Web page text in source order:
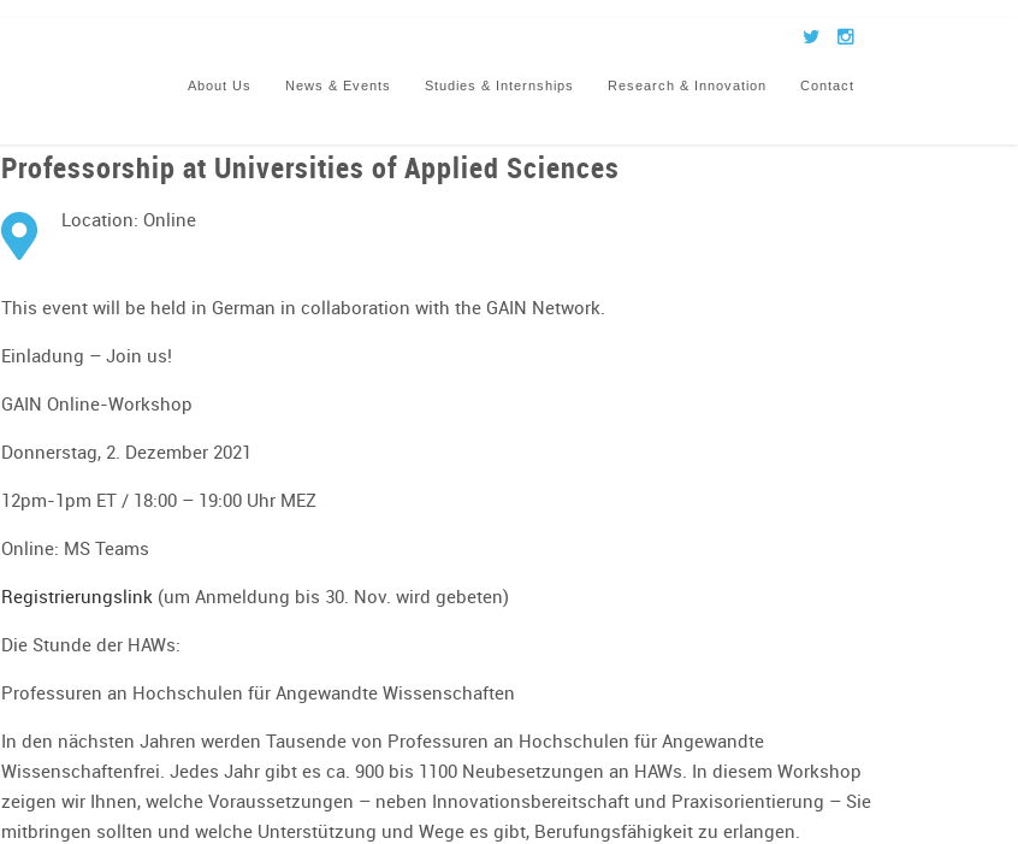
About Us News & Events Studies & Internships Research & Innovation Contact
Professorship at Universities of Applied Sciences
Location: Online
This event will be held in German in collaboration with the GAIN Network.
Einladung – Join us!
GAIN Online-Workshop
Donnerstag, 2. Dezember 2021
12pm-1pm ET / 18:00 – 19:00 Uhr MEZ
Online: MS Teams
Registrierungslink(um Anmeldung bis 30. Nov. wird gebeten)
Die Stunde der HAWs:
Professuren an Hochschulen für Angewandte Wissenschaften
In den nächsten Jahren werden Tausende von Professuren an Hochschulen für Angewandte
Wissenschaftenfrei. Jedes Jahr gibt es ca. 900 bis 1100 Neubesetzungen an HAWs. In diesem Workshop
zeigen wir Ihnen, welche Voraussetzungen – neben Innovationsbereitschaft und Praxisorientierung – Sie
mitbringen sollten und welche Unterstützung und Wege es gibt, Berufungsfähigkeit zu erlangen.